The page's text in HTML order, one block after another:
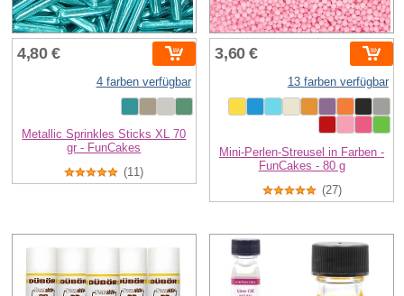
4,80 €
4 farben verfügbar
Metallic Sprinkles Sticks XL 70
gr - FunCakes
(11)
3,60 €
13 farben verfügbar
Mini-Perlen-Streusel in Farben -
FunCakes - 80 g
(27)